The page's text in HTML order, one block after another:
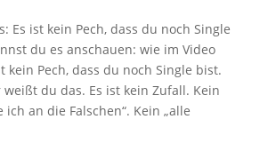
Es ist kein Pech, dass du noch Single
du es anschauen: wie im Video
kein Pech, dass du noch Single bist.
du das. Es ist kein Zufall. Kein
ich an die Falschen“. Kein „alle